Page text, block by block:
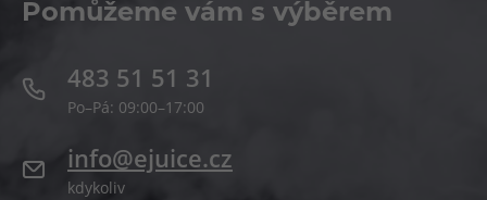
Pomůžeme vám s výběrem
483 51 51 31
Po–Pá: 09:00–17:00
info@ejuice.cz
kdykoliv